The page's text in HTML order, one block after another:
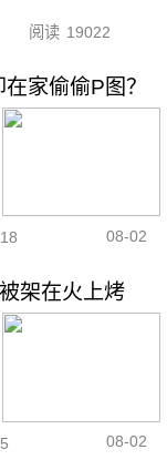
阅读 19022
家偷偷P图？
08-02
架在火上烤
08-02